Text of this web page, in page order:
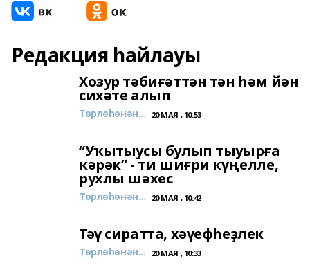
Редакция һайлауы
Хозур тәбиғәттән тән һәм йән
сихәте алып
Төрлөһөнән... 20 МАЯ , 10:53
“Уҡытыусы булып тыуырға
кәрәк” - ти шиғри күңелле,
рухлы шәхес
Төрлөһөнән... 20 МАЯ , 10:42
Тәү сиратта, хәүефһеҙлек
Төрлөһөнән... 20 МАЯ , 10:33